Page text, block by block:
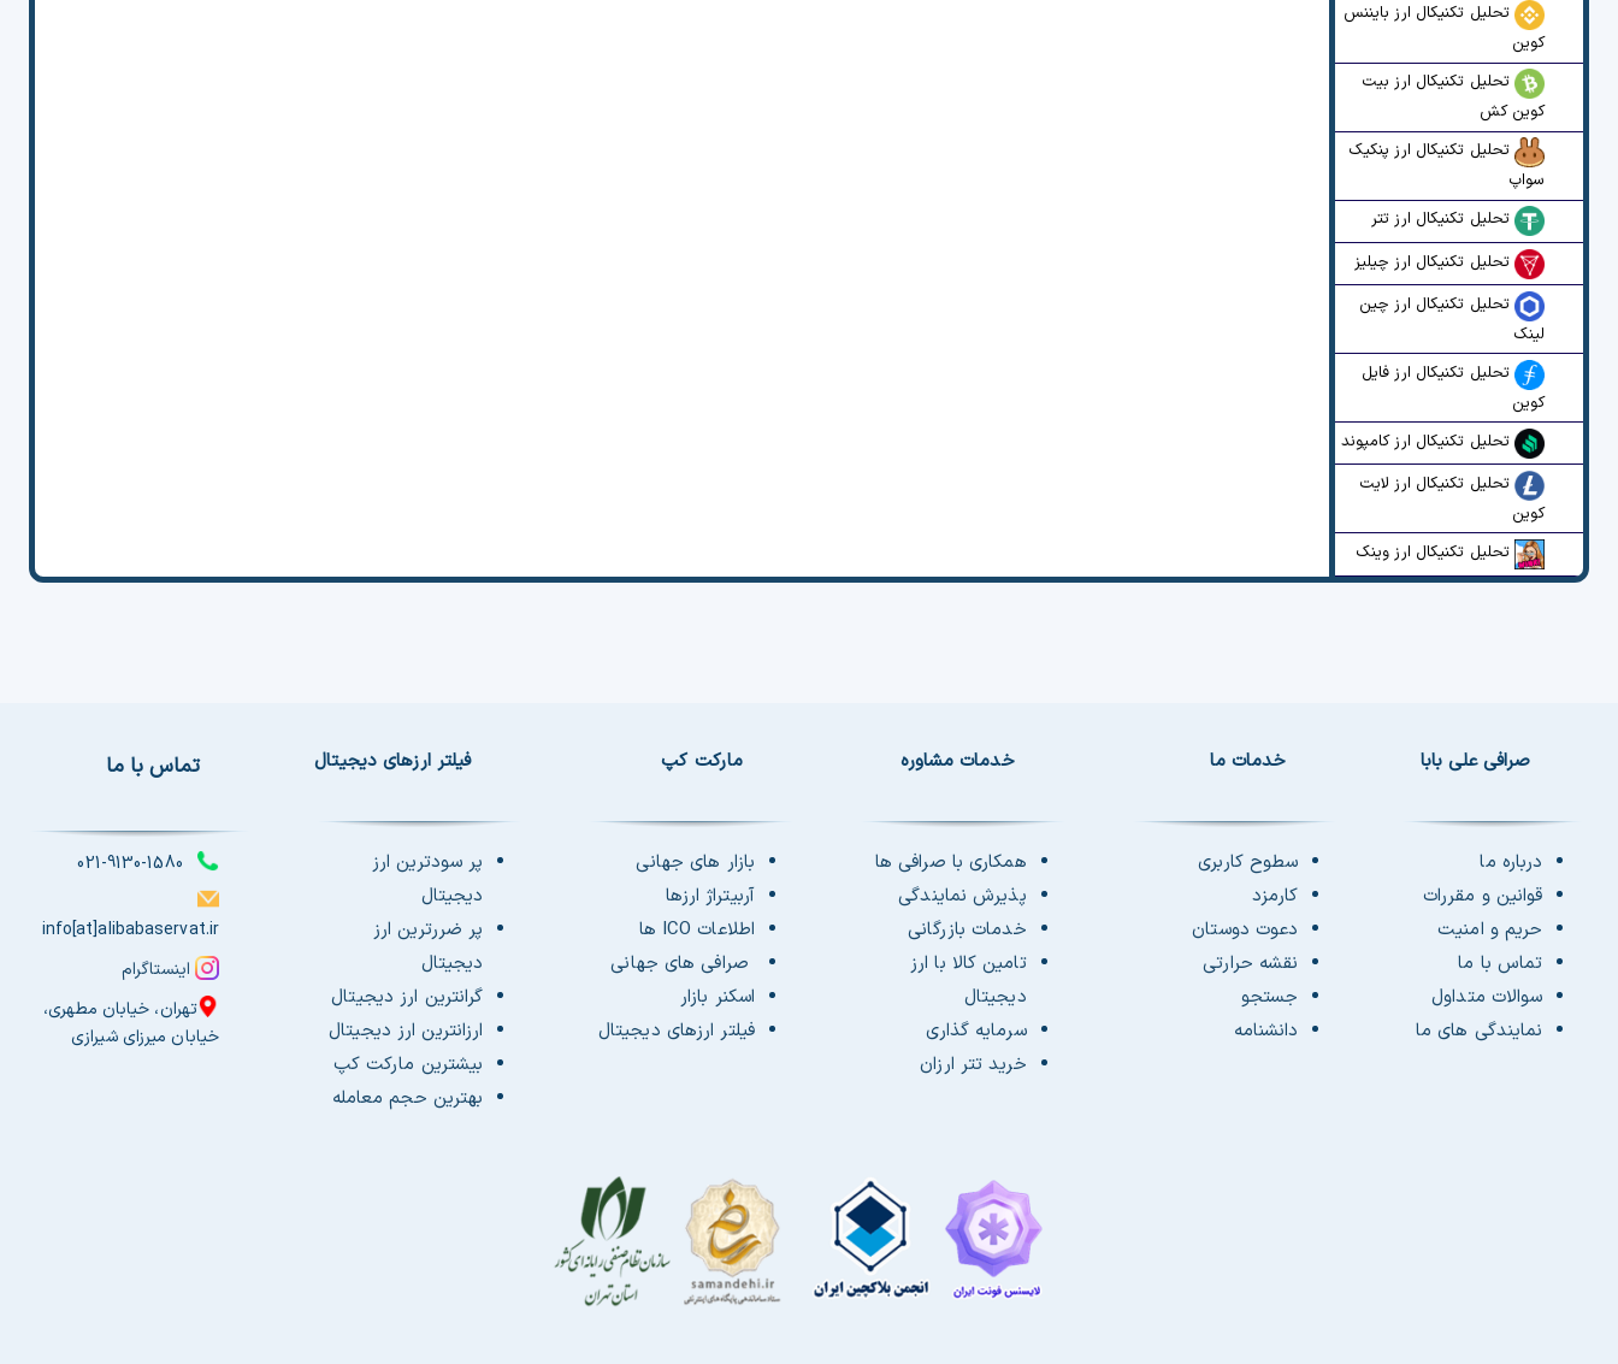
تحلیل تکنیکال ارز بایننس
کوین
تحلیل تکنیکال ارز بیت
کوین کش
تحلیل تکنیکال ارز پنکیک
سواپ
تحلیل تکنیکال ارز تتر
تحلیل تکنیکال ارز چیلیز
تحلیل تکنیکال ارز چین
لینک
تحلیل تکنیکال ارز فایل
کوین
تحلیل تکنیکال ارز کامپوند
تحلیل تکنیکال ارز لایت
کوین
تحلیل تکنیکال ارز وینک
صرافی علی بابا
درباره ما
قوانین و مقررات
حریم و امنیت
تماس با ما
سوالات متداول
نمایندگی های ما
خدمات ما
سطوح کاربری
کارمزد
دعوت دوستان
نقشه حرارتی
جستجو
دانشنامه
خدمات مشاوره
همکاری با صرافی ها
پذیرش نمایندگی
خدمات بازرگانی
تامین کالا با ارز
دیجیتال
سرمایه گذاری
خرید تتر ارزان
مارکت کپ
بازار های جهانی
آربیتراژ ارزها
اطلاعات ICO ها
صرافی های جهانی
اسکنر بازار
فیلتر ارزهای دیجیتال
فیلتر ارزهای دیجیتال
پر سودترین ارز
دیجیتال
پر ضررترین ارز
دیجیتال
گرانترین ارز دیجیتال
ارزانترین ارز دیجیتال
بیشترین مارکت کپ
بهترین حجم معامله
تماس با ما
021-9130-1580
info[at]alibabaservat.ir
اینستاگرام
تهران، خیابان مطهری،
خیابان میرزای شیرازی